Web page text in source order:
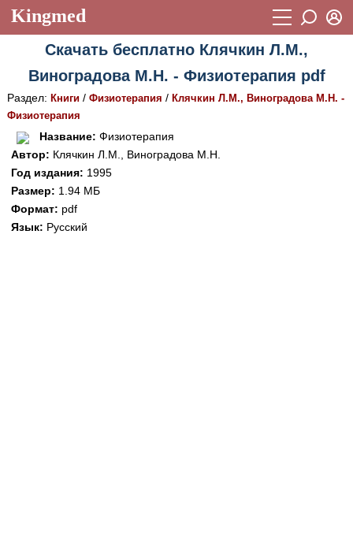
Kingmed
Учебный материал
Видеогалерея 899
Фотогалерея
Истории болезней 1268
Лекции и презентации
Аккредитационные тесты
Пароль
Восстановить пароль
Регистрация
Скачать бесплатно Клячкин Л.М.,
Виноградова М.Н. - Физиотерапия pdf
Раздел: Книги/ Физиотерапия / Клячкин Л.М., Виноградова М.Н. -
Физиотерапия
Название: Физиотерапия
Автор: Клячкин Л.М., Виноградова М.Н.
Год издания: 1995
Размер: 1.94 МБ
Формат: pdf
Язык: Русский